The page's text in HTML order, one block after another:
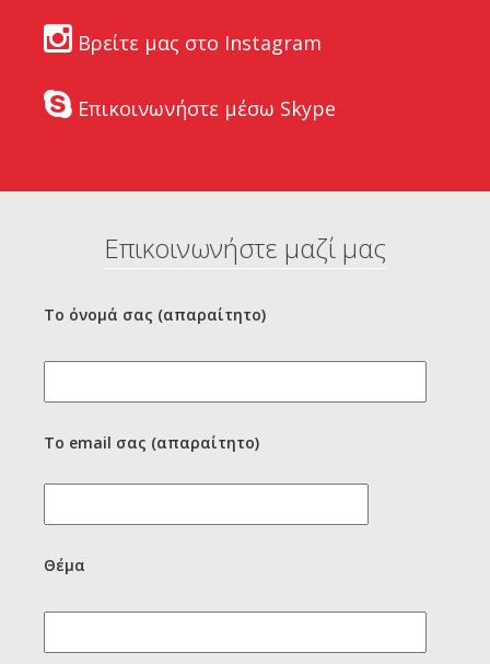
Βρείτε μας στο Instagram
Επικοινωνήστε μέσω Skype
Επικοινωνήστε μαζί μας
Το όνομά σας (απαραίτητο)
Το email σας (απαραίτητο)
Θέμα